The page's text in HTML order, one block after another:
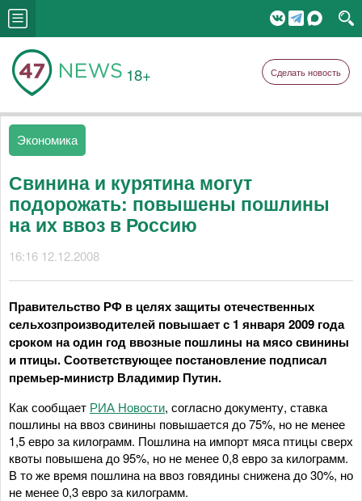
18+ Сделать новость
Экономика
Свинина и курятина могут
подорожать: повышены пошлины
на их ввоз в Россию
16:16 12.12.2008
Правительство РФ в целях защиты отечественных
сельхозпроизводителей повышает с 1 января 2009 года
сроком на один год ввозные пошлины на мясо свинины
и птицы. Соответствующее постановление подписал
премьер-министр Владимир Путин.
Как сообщает РИА Новости, согласно документу, ставка
пошлины на ввоз свинины повышается до 75%, но не менее
1,5 евро за килограмм. Пошлина на импорт мяса птицы сверх
квоты повышена до 95%, но не менее 0,8 евро за килограмм.
В то же время пошлина на ввоз говядины снижена до 30%, но
не менее 0,3 евро за килограмм.